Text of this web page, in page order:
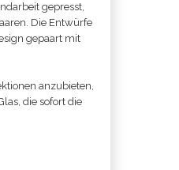
gepresst,
Die Entwürfe
gepaart mit
anzubieten,
die sofort die